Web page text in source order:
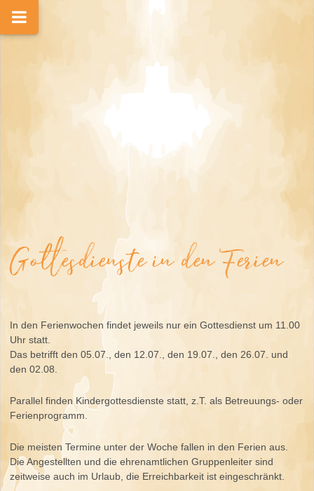
Gottesdienste in den Ferien
In den Ferienwochen findet jeweils nur ein Gottesdienst um 11.00
Uhr statt.
Das betrifft den 05.07., den 12.07., den 19.07., den 26.07. und
den 02.08.
Parallel finden Kindergottesdienste statt, z.T. als Betreuungs- oder
Ferienprogramm.
Die meisten Termine unter der Woche fallen in den Ferien aus.
Die Angestellten und die ehrenamtlichen Gruppenleiter sind
zeitweise auch im Urlaub, die Erreichbarkeit ist eingeschränkt.